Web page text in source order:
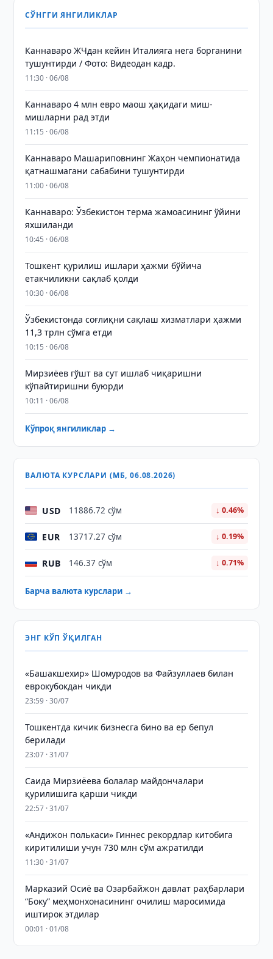
СЎНГГИ ЯНГИЛИКЛАР
Каннаваро ЖЧдан кейин Италияга нега борганини
тушунтирди / Фото: Видеодан кадр.
11:30 · 06/08
Каннаваро 4 млн евро маош ҳақидаги миш-
мишларни рад этди
11:15 · 06/08
Каннаваро Машариповнинг Жаҳон чемпионатида
қатнашмагани сабабини тушунтирди
11:00 · 06/08
Каннаваро: Ўзбекистон терма жамоасининг ўйини
яхшиланди
10:45 · 06/08
Тошкент қурилиш ишлари ҳажми бўйича
етакчиликни сақлаб қолди
10:30 · 06/08
Ўзбекистонда соғлиқни сақлаш хизматлари ҳажми
11,3 трлн сўмга етди
10:15 · 06/08
Мирзиёев гўшт ва сут ишлаб чиқаришни
кўпайтиришни буюрди
10:11 · 06/08
Кўпроқ янгиликлар →
ВАЛЮТА КУРСЛАРИ (МБ, 06.08.2026)
USD 11886.72 сўм ↓ 0.46%
EUR 13717.27 сўм ↓ 0.19%
RUB 146.37 сўм ↓ 0.71%
Барча валюта курслари →
ЭНГ КЎП ЎҚИЛГАН
«Башакшехир» Шомуродов ва Файзуллаев билан
еврокубокдан чиқди
23:59 · 30/07
Тошкентда кичик бизнесга бино ва ер бепул
берилади
23:07 · 31/07
Саида Мирзиёева болалар майдончалари
қурилишига қарши чиқди
22:57 · 31/07
«Андижон полькаси» Гиннес рекордлар китобига
киритилиши учун 730 млн сўм ажратилди
11:30 · 31/07
Марказий Осиё ва Озарбайжон давлат раҳбарлари
“Боку” меҳмонхонасининг очилиш маросимида
иштирок этдилар
00:01 · 01/08